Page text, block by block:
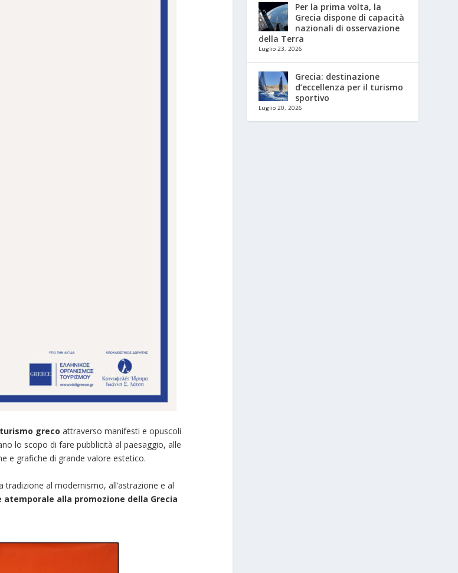
greco attraverso manifesti e opuscoli
lo scopo di fare pubblicità al paesaggio, alle
e grafiche di grande valore estetico.
al modernismo, all’astrazione e al
alla promozione della Grecia
Per la prima volta, la
Grecia dispone di capacità
nazionali di osservazione
della Terra
Luglio 23, 2026
Grecia: destinazione
d’eccellenza per il turismo
sportivo
Luglio 20, 2026